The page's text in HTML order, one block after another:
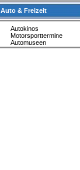
Auto & Freizeit
Autokinos
Motorsporttermine
Automuseen